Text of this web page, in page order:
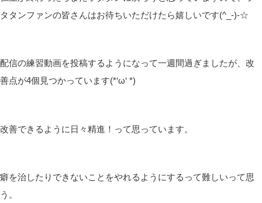
タタンファンの皆さんはお待ちいただけたら嬉しいです(^_-)-☆
配信の練習動画を投稿するようになって一週間過ぎましたが、改
善点が4個見つかっています(*‘ω‘ *)
改善できるように日々精進！って思っています。
癖を治したりできないことをやれるようにするって難しいって思
う。